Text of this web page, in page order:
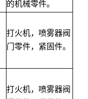
的机械零件。
打火机，喷雾器阀
门零件，紧固件。
打火机，喷雾器阀